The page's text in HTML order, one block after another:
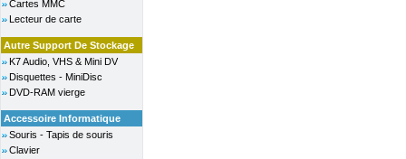
Cartes MMC
Lecteur de carte
Autre Support De Stockage
K7 Audio, VHS & Mini DV
Disquettes - MiniDisc
DVD-RAM vierge
Accessoire Informatique
Souris - Tapis de souris
Clavier